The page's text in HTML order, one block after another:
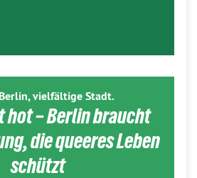
vielfältige Stadt.
hot – Berlin braucht
die queeres Leben
schützt